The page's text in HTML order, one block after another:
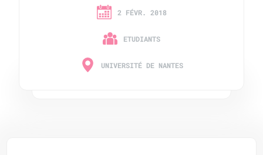
2 FÉVR. 2018
ETUDIANTS
UNIVERSITÉ DE NANTES